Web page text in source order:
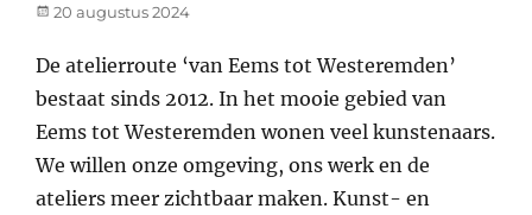
Posted
20 augustus 2024
De atelierroute ‘van Eems tot Westeremden’
bestaat sinds 2012. In het mooie gebied van
Eems tot Westeremden wonen veel kunstenaars.
We willen onze omgeving, ons werk en de
ateliers meer zichtbaar maken. Kunst- en